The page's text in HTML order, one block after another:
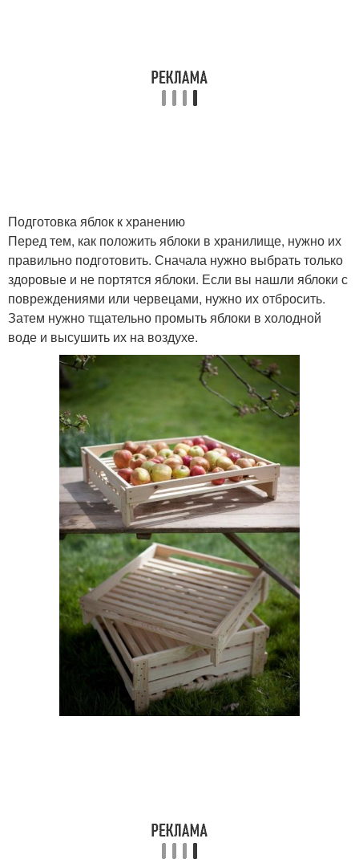
Подготовка яблок к хранению
Перед тем, как положить яблоки в хранилище, нужно их
правильно подготовить. Сначала нужно выбрать только
здоровые и не портятся яблоки. Если вы нашли яблоки с
повреждениями или червецами, нужно их отбросить.
Затем нужно тщательно промыть яблоки в холодной
воде и высушить их на воздухе.